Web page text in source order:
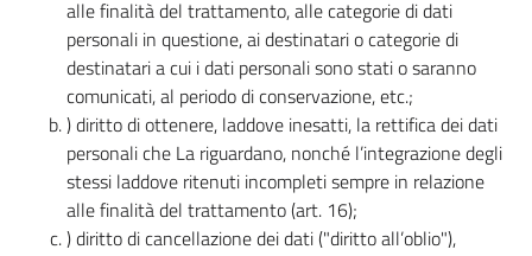
alle finalità del trattamento, alle categorie di dati
personali in questione, ai destinatari o categorie di
destinatari a cui i dati personali sono stati o saranno
comunicati, al periodo di conservazione, etc.;
) diritto di ottenere, laddove inesatti, la rettifica dei dati
personali che La riguardano, nonché l’integrazione degli
stessi laddove ritenuti incompleti sempre in relazione
alle finalità del trattamento (art. 16);
) diritto di cancellazione dei dati ("diritto all’oblio"),